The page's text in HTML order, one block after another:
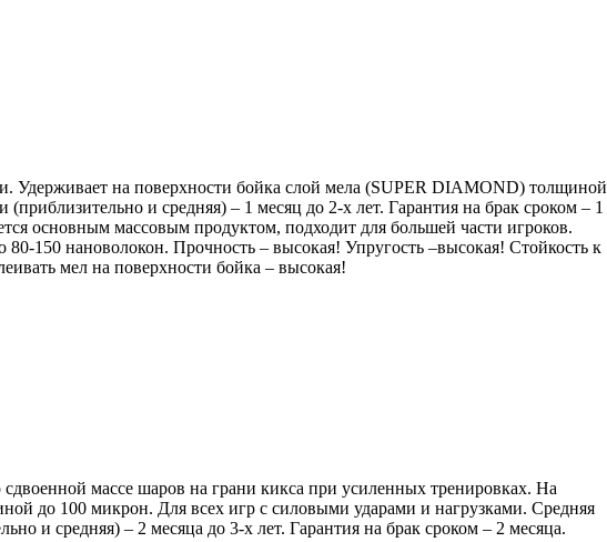
Удерживает на поверхности бойка слой мела (SUPER DIAMOND) толщиной
и средняя) – 1 месяц до 2-х лет. Гарантия на брак сроком – 1
основным массовым продуктом, подходит для большей части игроков.
150 нановолокон. Прочность – высокая! Упругость –высокая! Стойкость к
мел на поверхности бойка – высокая!
массе шаров на грани кикса при усиленных тренировках. На
до 100 микрон. Для всех игр с силовыми ударами и нагрузками. Средняя
и средняя) – 2 месяца до 3-х лет. Гарантия на брак сроком – 2 месяца.